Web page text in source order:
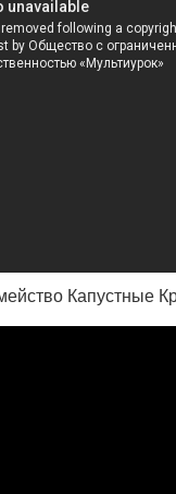
Капустные